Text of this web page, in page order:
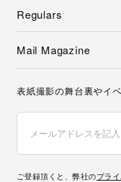
Regulars
Mail Magazine
表紙撮影の舞台裏やイ
ご登録頂くと、弊社のプラ